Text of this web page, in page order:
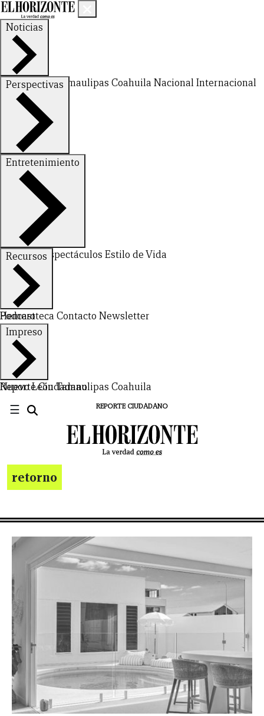
Noticias
Nuevo LeónTamaulipas Coahuila NacionalInternacional
Perspectivas
FinanzasOpinión
Entretenimiento
DeportesEspectáculos Estilo de Vida
Recursos
Hemeroteca Contacto Newsletter
Podcast
Impreso
Nuevo LeónTamaulipas Coahuila
Reporte Ciudadano
☰ REPORTE CIUDADANO
CERRAR
X
retorno